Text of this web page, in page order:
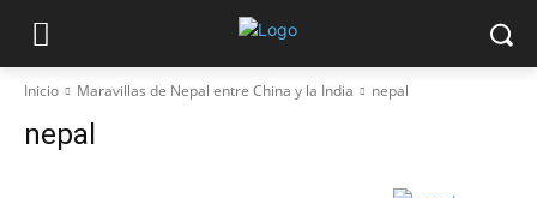
Inicio Maravillas de Nepal entre China y la India nepal
nepal